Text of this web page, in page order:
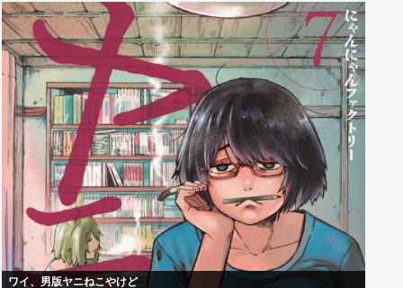
ワイ、男版ヤニねこやけど